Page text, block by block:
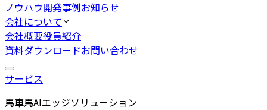
ノウハウ開発事例お知らせ
会社について
会社概要役員紹介
資料ダウンロードお問い合わせ
サービス
馬車馬AIエッジソリューション